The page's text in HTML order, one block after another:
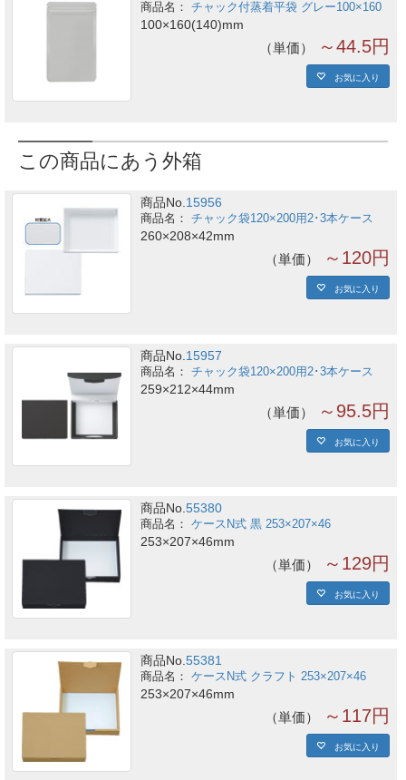
チャック付蒸着平袋 グレー100×160
100×160(140)mm
単価 ～44.5円
お気に入り
この商品にあう外箱
商品No.15956
チャック袋120×200用2･3本ケース
260×208×42mm
単価 ～120円
お気に入り
商品No. 15957
チャック袋120×200用2･3本ケース
259×212×44mm
単価 ～95.5円
お気に入り
商品No.55380
ケースN式 黒 253×207×46
253×207×46mm
単価 ～129円
お気に入り
商品No.55381
ケースN式 クラフト 253×207×46
253×207×46mm
単価 ～117円
お気に入り